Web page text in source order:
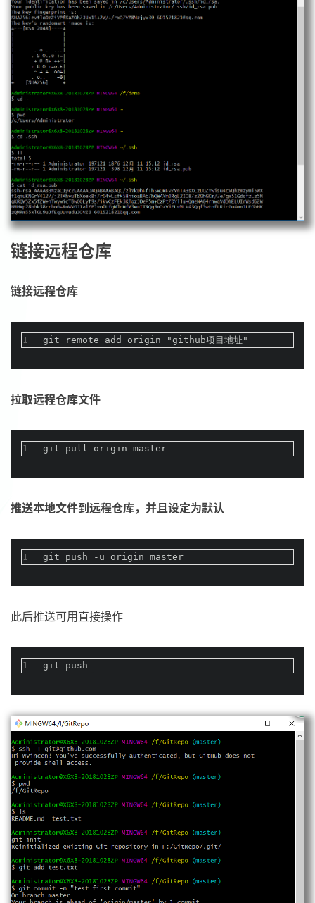
链接远程仓库
链接远程仓库
1 git remote add origin "github项目地址"
拉取远程仓库文件
1 git pull origin master
推送本地文件到远程仓库，并且设定为默认
1 git push -u origin master
此后推送可用直接操作
1 git push